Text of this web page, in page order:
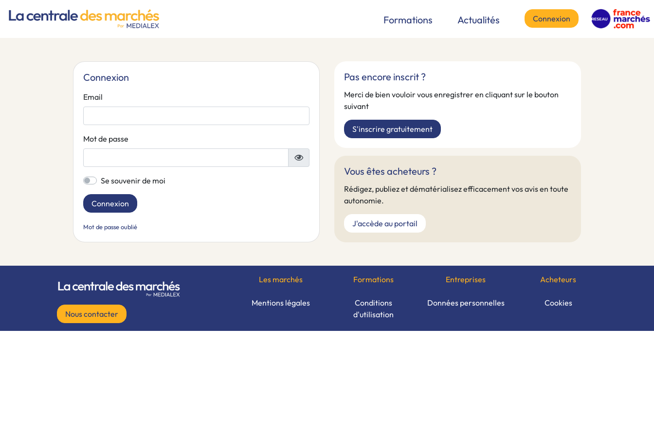
Formations Actualités Connexion
Connexion
Email
Mot de passe
Se souvenir de moi
Connexion
Mot de passe oublié
Pas encore inscrit ?
Merci de bien vouloir vous enregistrer en cliquant sur le bouton
suivant
S'inscrire gratuitement
Vous êtes acheteurs ?
Rédigez, publiez et dématérialisez efficacement vos avis en toute
autonomie.
J'accède au portail
Nous contacter
Les marchés
Mentions légales
Formations
Conditions
d'utilisation
Entreprises
Données personnelles
Acheteurs
Cookies